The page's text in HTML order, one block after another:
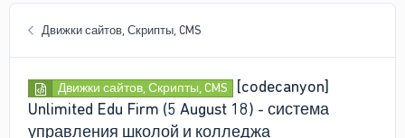
Движки сайтов, Скрипты, CMS
Движки сайтов, Скрипты, CMS
[codecanyon]
Unlimited Edu Firm (5 August 18) - система
управления школой и колледжа